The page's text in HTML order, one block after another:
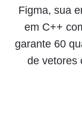
Figma, sua
em C++
garante 60
de vetores